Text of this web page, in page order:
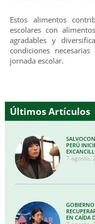
Estos alimentos
escolares con
agradables y
condiciones
jornada escolar.
Últimos Artículos
PERÚ
7 agosto,
EN CAÍDA